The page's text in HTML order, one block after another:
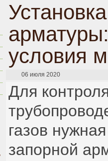
условия
06 июля 2020
Для
газов
запорной